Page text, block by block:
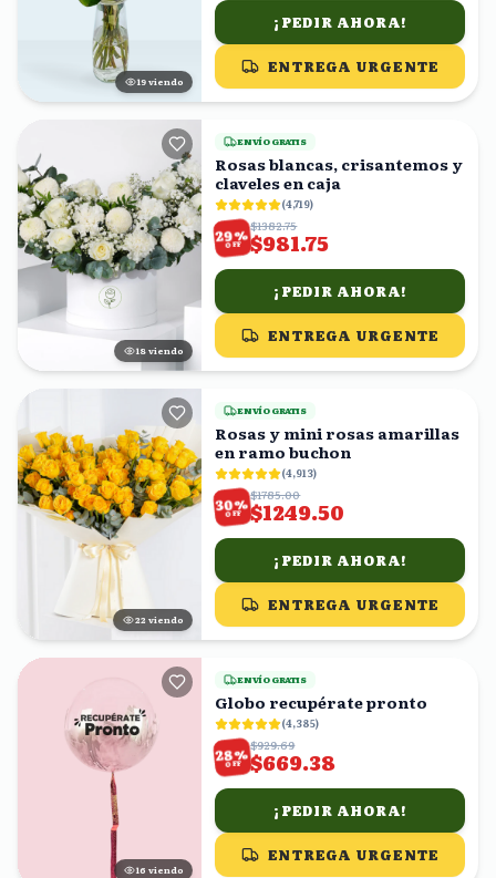
18 viendo
¡PEDIR AHORA!
ENTREGA URGENTE
17 viendo
ENVÍO GRATIS
Rosas blancas, crisantemos y
claveles en caja
(4,719)
29%
OFF
$1382.75
$981.75
¡PEDIR AHORA!
ENTREGA URGENTE
21 viendo
ENVÍO GRATIS
Rosas y mini rosas amarillas
en ramo buchon
(4,913)
30%
OFF
$1785.00
$1249.50
¡PEDIR AHORA!
ENTREGA URGENTE
16 viendo
ENVÍO GRATIS
Globo recupérate pronto
(4,385)
28%
OFF
$929.69
$669.38
¡PEDIR AHORA!
ENTREGA URGENTE